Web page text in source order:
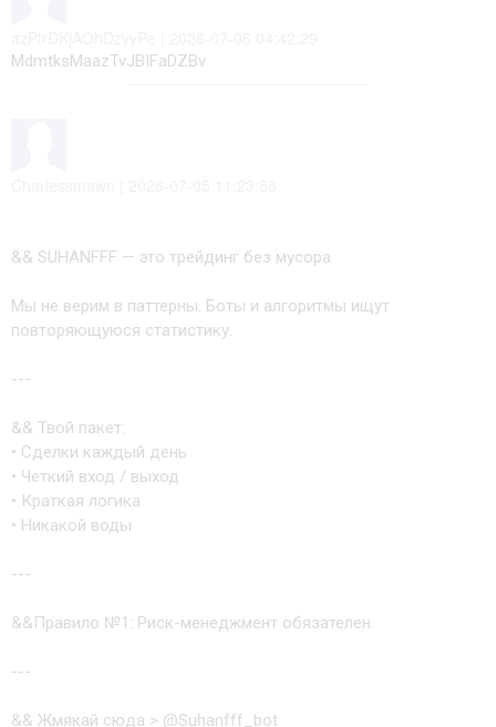
MdmtksMaazTvJBIFaDZBv
&& SUHANFFF — это трейдинг без мусора
Мы не верим в паттерны. Боты и алгоритмы ищут
повторяющуюся статистику.
---
&& Твой пакет:
• Сделки каждый день
• Четкий вход / выход
• Краткая логика
• Никакой воды
---
&&Правило №1: Риск-менеджмент обязателен.
---
&& Жмякай сюда > @Suhanfff_bot